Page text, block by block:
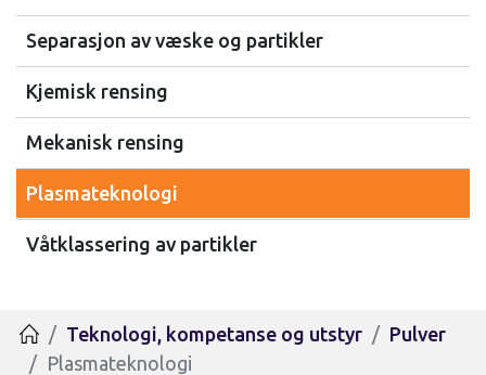
Separasjon av væske og partikler
Kjemisk rensing
Mekanisk rensing
Plasmateknologi
Våtklassering av partikler
HjemTeknologi, kompetanse og utstyr
Pulver
Plasmateknologi